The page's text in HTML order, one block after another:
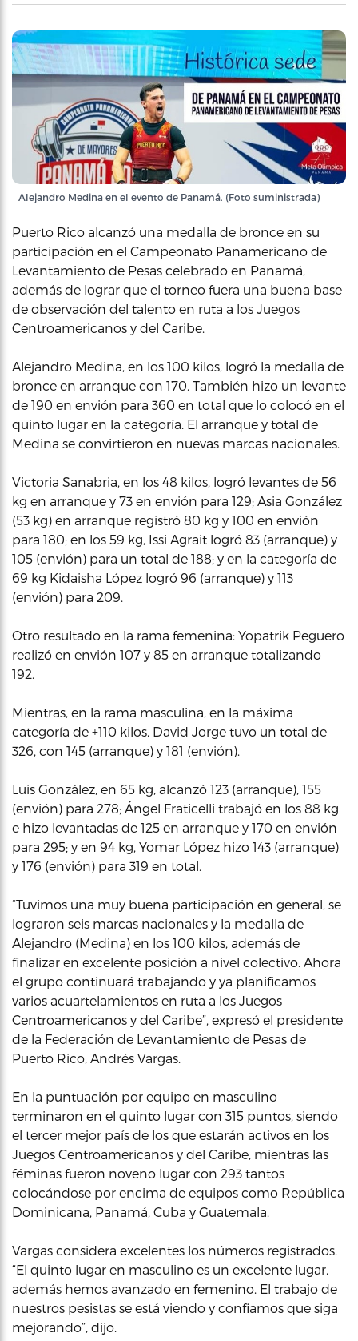
Alejandro Medina en el evento de Panamá. (Foto suministrada)
Puerto Rico alcanzó una medalla de bronce en su
participación en el Campeonato Panamericano de
Levantamiento de Pesas celebrado en Panamá,
además de lograr que el torneo fuera una buena base
de observación del talento en ruta a los Juegos
Centroamericanos y del Caribe.
Alejandro Medina, en los 100 kilos, logró la medalla de
bronce en arranque con 170. También hizo un levante
de 190 en envión para 360 en total que lo colocó en el
quinto lugar en la categoría. El arranque y total de
Medina se convirtieron en nuevas marcas nacionales.
Victoria Sanabria, en los 48 kilos, logró levantes de 56
kg en arranque y 73 en envión para 129; Asia González
(53 kg) en arranque registró 80 kg y 100 en envión
para 180; en los 59 kg, Issi Agrait logró 83 (arranque) y
105 (envión) para un total de 188; y en la categoría de
69 kg Kidaisha López logró 96 (arranque) y 113
(envión) para 209.
Otro resultado en la rama femenina: Yopatrik Peguero
realizó en envión 107 y 85 en arranque totalizando
192.
Mientras, en la rama masculina, en la máxima
categoría de +110 kilos, David Jorge tuvo un total de
326, con 145 (arranque) y 181 (envión).
Luis González, en 65 kg, alcanzó 123 (arranque), 155
(envión) para 278; Ángel Fraticelli trabajó en los 88 kg
e hizo levantadas de 125 en arranque y 170 en envión
para 295; y en 94 kg, Yomar López hizo 143 (arranque)
y 176 (envión) para 319 en total.
“Tuvimos una muy buena participación en general, se
lograron seis marcas nacionales y la medalla de
Alejandro (Medina) en los 100 kilos, además de
finalizar en excelente posición a nivel colectivo. Ahora
el grupo continuará trabajando y ya planificamos
varios acuartelamientos en ruta a los Juegos
Centroamericanos y del Caribe”, expresó el presidente
de la Federación de Levantamiento de Pesas de
Puerto Rico, Andrés Vargas.
En la puntuación por equipo en masculino
terminaron en el quinto lugar con 315 puntos, siendo
el tercer mejor país de los que estarán activos en los
Juegos Centroamericanos y del Caribe, mientras las
féminas fueron noveno lugar con 293 tantos
colocándose por encima de equipos como República
Dominicana, Panamá, Cuba y Guatemala.
Vargas considera excelentes los números registrados.
“El quinto lugar en masculino es un excelente lugar,
además hemos avanzado en femenino. El trabajo de
nuestros pesistas se está viendo y confiamos que siga
mejorando”, dijo.